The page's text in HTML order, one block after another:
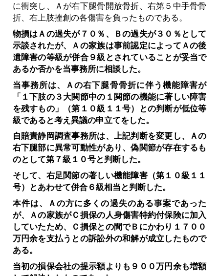
に衝突し、Ａが右下腿骨開放骨折、右第５中手骨骨
折、右上肢挫創の各傷害を負ったものである。
物損はＡの過失が７０％、Ｂの過失が３０％として
示談されたが、Ａの家族は事前認定によってＡの後
遺障害の等級が併合９級とされていることが妥当で
あるか否かを当事務所に相談した。
当事務所は、Ａの右下腿骨骨折に伴う機能障害が
「１下肢の３大関節中の１関節の機能に著しい障害
を残すもの」（第１０級１１号）との判断が低位等
級であると考え異議の申立てをした。
自賠責静岡調査事務所は、上記判断を変更し、Ａの
右下腿部に異常可動性があり、偽関節が存在するも
のとして第７級１０号と判断した。
そして、右足関節の著しい機能障害（第１０級１１
号）とあわせて併合６級相当と判断した。
本件は、Ａの方に多くの過失のある事案であった
が、Ａの家族がＣ損保の人身傷害特約付保険に加入
していたため、Ｃ損保との間でＢにかわり１７００
万円余を支払うとの訴訟外の和解が成立したもので
ある。
当初の損保会社の提示額よりも９００万円余も増額